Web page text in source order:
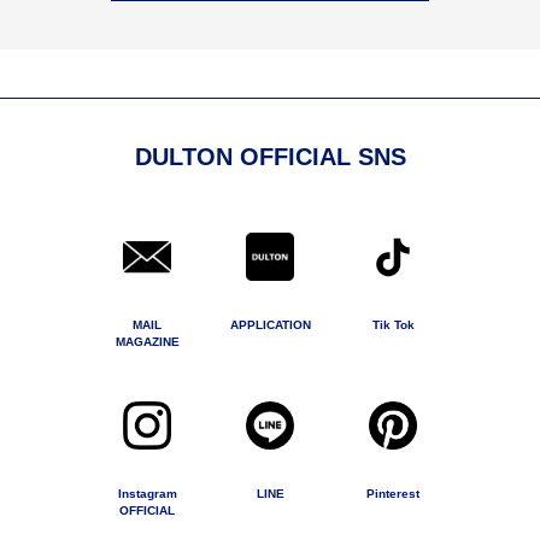
DULTON OFFICIAL SNS
MAIL
MAGAZINE
APPLICATION Tik Tok
Instagram
OFFICIAL
LINE Pinterest